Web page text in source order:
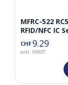
MFRC-522
RFID/NFC IC
Modul
CHF 9.29
exkl. MWST